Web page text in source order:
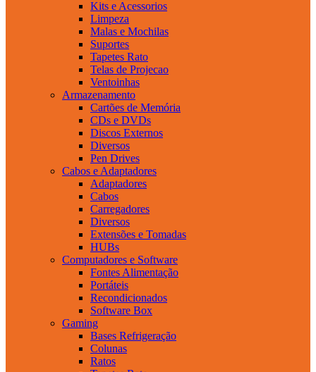
Kits e Acessorios
Limpeza
Malas e Mochilas
Suportes
Tapetes Rato
Telas de Projecao
Ventoinhas
Armazenamento
Cartões de Memória
CDs e DVDs
Discos Externos
Diversos
Pen Drives
Cabos e Adaptadores
Adaptadores
Cabos
Carregadores
Diversos
Extensões e Tomadas
HUBs
Computadores e Software
Fontes Alimentação
Portáteis
Recondicionados
Software Box
Gaming
Bases Refrigeração
Colunas
Ratos